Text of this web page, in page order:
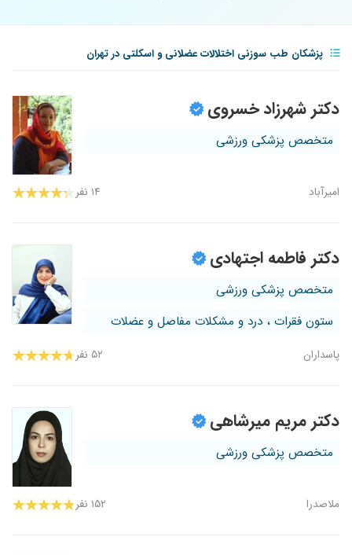
پزشکان طب سوزنی اختلالات عضلانی و اسکلتی در تهران
دکتر شهرزاد خسروی
متخصص پزشکی ورزشی
امیرآباد ۱۴ نفر
دکتر فاطمه اجتهادی
متخصص پزشکی ورزشی
ستون فقرات ، درد و مشکلات مفاصل و عضلات
پاسداران ۵۲ نفر
دکتر مریم میرشاهی
متخصص پزشکی ورزشی
ملاصدرا ۱۵۲ نفر